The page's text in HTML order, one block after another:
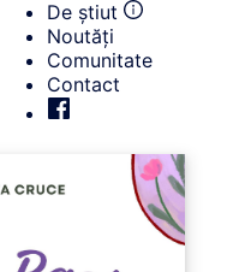
De știut
Noutăți
Comunitate
Contact